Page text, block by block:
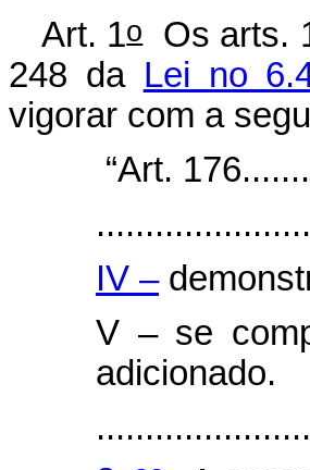
Art. 1oOs arts.
248 da Lei no
vigorar com a
“Art.
IV –
V – se
adicionado.